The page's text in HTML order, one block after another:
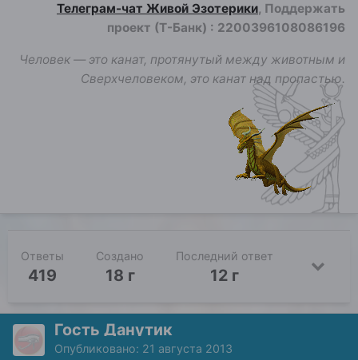
Телеграм-чат Живой Эзотерики, Поддержать
проект (Т-Банк) : 2200396108086196
Человек — это канат, протянутый между животным и
Сверхчеловеком, это канат над пропастью.
Ответы
419
Создано
18 г
Последний ответ
12 г
Гость Данутик
Опубликовано: 21 августа 2013